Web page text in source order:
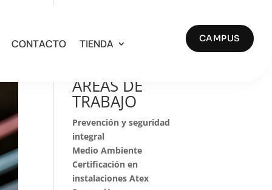
CONTACTO TIENDA CAMPUS
AREAS DE
TRABAJO
Prevención y seguridad
integral
Medio Ambiente
Certificación en
instalaciones Atex